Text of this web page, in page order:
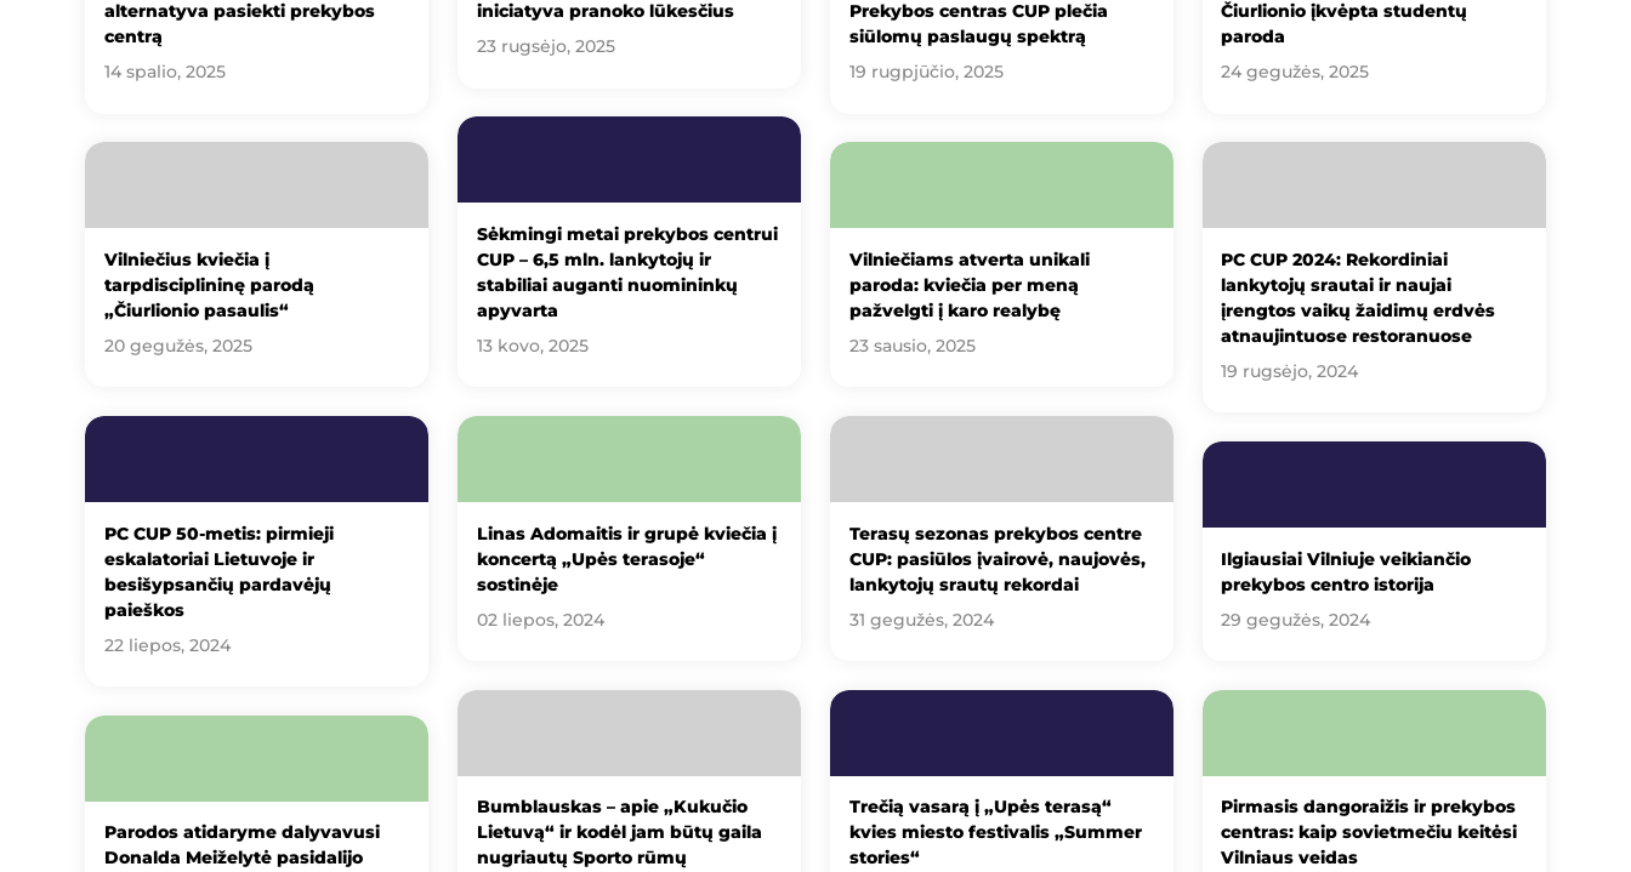
alternatyva pasiekti prekybos
centrą
14 spalio, 2025
iniciatyva pranoko lūkesčius
23 rugsėjo, 2025
Prekybos centras CUP plečia
siūlomų paslaugų spektrą
19 rugpjūčio, 2025
Čiurlionio įkvėpta studentų
paroda
24 gegužės, 2025
Vilniečius kviečia į
tarpdisciplininę parodą
„Čiurlionio pasaulis“
20 gegužės, 2025
Sėkmingi metai prekybos centrui
CUP – 6,5 mln. lankytojų ir
stabiliai auganti nuomininkų
apyvarta
13 kovo, 2025
Vilniečiams atverta unikali
paroda: kviečia per meną
pažvelgti į karo realybę
23 sausio, 2025
PC CUP 2024: Rekordiniai
lankytojų srautai ir naujai
įrengtos vaikų žaidimų erdvės
atnaujintuose restoranuose
19 rugsėjo, 2024
PC CUP 50-metis: pirmieji
eskalatoriai Lietuvoje ir
besišypsančių pardavėjų
paieškos
22 liepos, 2024
Linas Adomaitis ir grupė kviečia į
koncertą „Upės terasoje“
sostinėje
02 liepos, 2024
Terasų sezonas prekybos centre
CUP: pasiūlos įvairovė, naujovės,
lankytojų srautų rekordai
31 gegužės, 2024
Ilgiausiai Vilniuje veikiančio
prekybos centro istorija
29 gegužės, 2024
Parodos atidaryme dalyvavusi
Donalda Meiželytė pasidalijo
Bumblauskas – apie „Kukučio
Lietuvą“ ir kodėl jam būtų gaila
nugriautų Sporto rūmų
Trečią vasarą į „Upės terasą“
kvies miesto festivalis „Summer
stories“
Pirmasis dangoraižis ir prekybos
centras: kaip sovietmečiu keitėsi
Vilniaus veidas